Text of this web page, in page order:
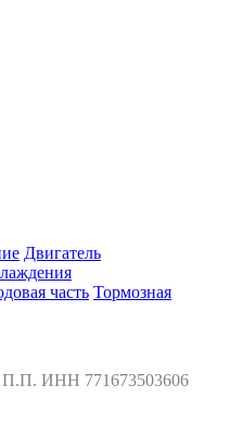
Двигатель
часть Тормозная
ИНН 771673503606